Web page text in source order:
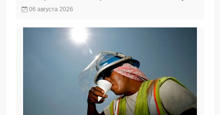
06 августа 2026